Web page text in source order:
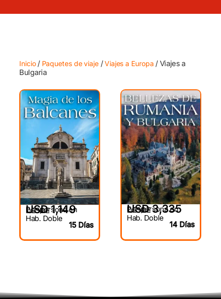
Inicio/ Paquetes de viaje/Viajes a Europa / Viajes a
Bulgaria
DESDE
USD 1,149
Por persona en
Hab. Doble
15 Días
DESDE
USD 3,335
Por persona en
Hab. Doble
14 Días